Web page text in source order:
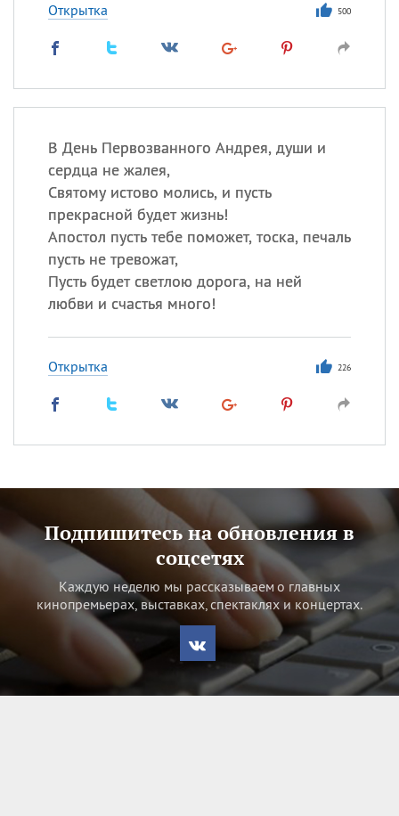
Открытка 500
В День Первозванного Андрея, души и
сердца не жалея,
Святому истово молись, и пусть
прекрасной будет жизнь!
Апостол пусть тебе поможет, тоска, печаль
пусть не тревожат,
Пусть будет светлою дорога, на ней
любви и счастья много!
Открытка 226
Подпишитесь на обновления в
соцсетях
Каждую неделю мы рассказываем о главных
кинопремьерах, выставках, спектаклях и концертах.